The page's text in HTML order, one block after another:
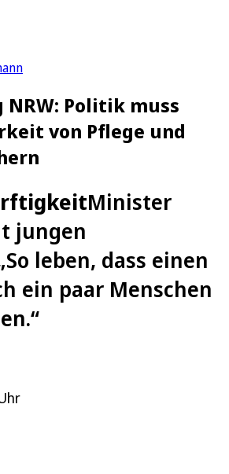
NRW: Politik muss
von Pflege und
Minister
jungen
leben, dass einen
ein paar Menschen